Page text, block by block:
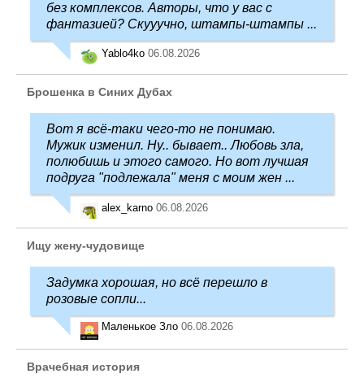
без комплексов. Авторы, что у вас с
фантазией? Скууучно, штампы-штампы ...
Yablo4ko 06.08.2026
Брошенка в Синих Дубах
Вот я всё-таки чего-то не понимаю.
Мужик изменил. Ну.. бывает.. Любовь зла,
полюбишь и этого самого. Но вот лучшая
подруга "подлежала" меня с моим жен ...
alex_karno 06.08.2026
Ищу жену-чудовище
Задумка хорошая, но всё перешло в
розовые сопли...
Маленькое Зло 06.08.2026
Врачебная история